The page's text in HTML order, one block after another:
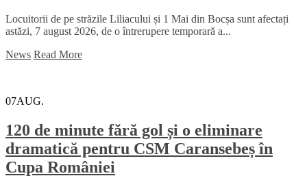
Locuitorii de pe străzile Liliacului și 1 Mai din Bocșa sunt afectați
astăzi, 7 august 2026, de o întrerupere temporară a...
News Read More
07AUG.
120 de minute fără gol și o eliminare
dramatică pentru CSM Caransebeș în
Cupa României